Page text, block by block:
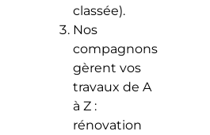
classée).
Nos
compagnons
gèrent vos
travaux de A
à Z :
rénovation